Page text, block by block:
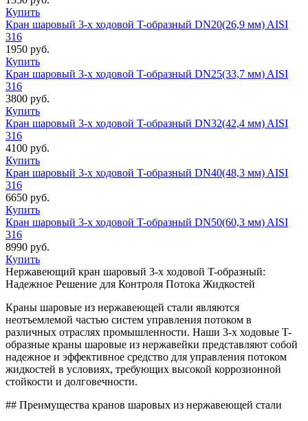
Купить
Кран шаровый 3-х ходовой T-образный DN20(26,9 мм) AISI
316
1950 руб.
Купить
Кран шаровый 3-х ходовой T-образный DN25(33,7 мм) AISI
316
3800 руб.
Купить
Кран шаровый 3-х ходовой T-образный DN32(42,4 мм) AISI
316
4100 руб.
Купить
Кран шаровый 3-х ходовой T-образный DN40(48,3 мм) AISI
316
6650 руб.
Купить
Кран шаровый 3-х ходовой T-образный DN50(60,3 мм) AISI
316
8990 руб.
Купить
Нержавеющий кран шаровый 3-х ходовой T-образный:
Надежное Решение для Контроля Потока Жидкостей
Краны шаровые из нержавеющей стали являются
неотъемлемой частью систем управления потоком в
различных отраслях промышленности. Наши 3-х ходовые T-
образные краны шаровые из нержавейки представляют собой
надежное и эффективное средство для управления потоком
жидкостей в условиях, требующих высокой коррозионной
стойкости и долговечности.
## Преимущества кранов шаровых из нержавеющей стали